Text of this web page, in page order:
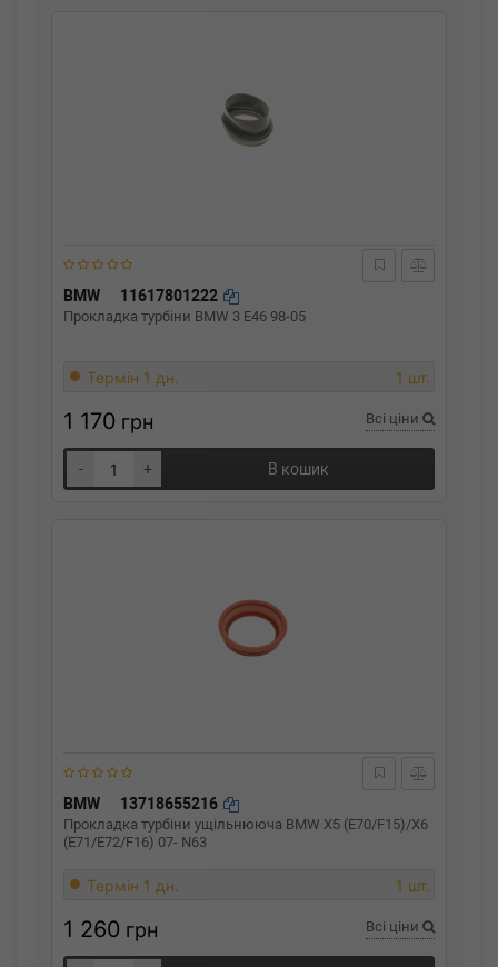
BMW 11617801222
Прокладка турбіни BMW 3 Е46 98-05
Термін 1 дн. 1 шт.
1 170 грн Всі ціни
- + В кошик
BMW 13718655216
Прокладка турбіни ущільнююча BMW X5 (E70/F15)/X6
(E71/E72/F16) 07- N63
Термін 1 дн. 1 шт.
1 260 грн Всі ціни